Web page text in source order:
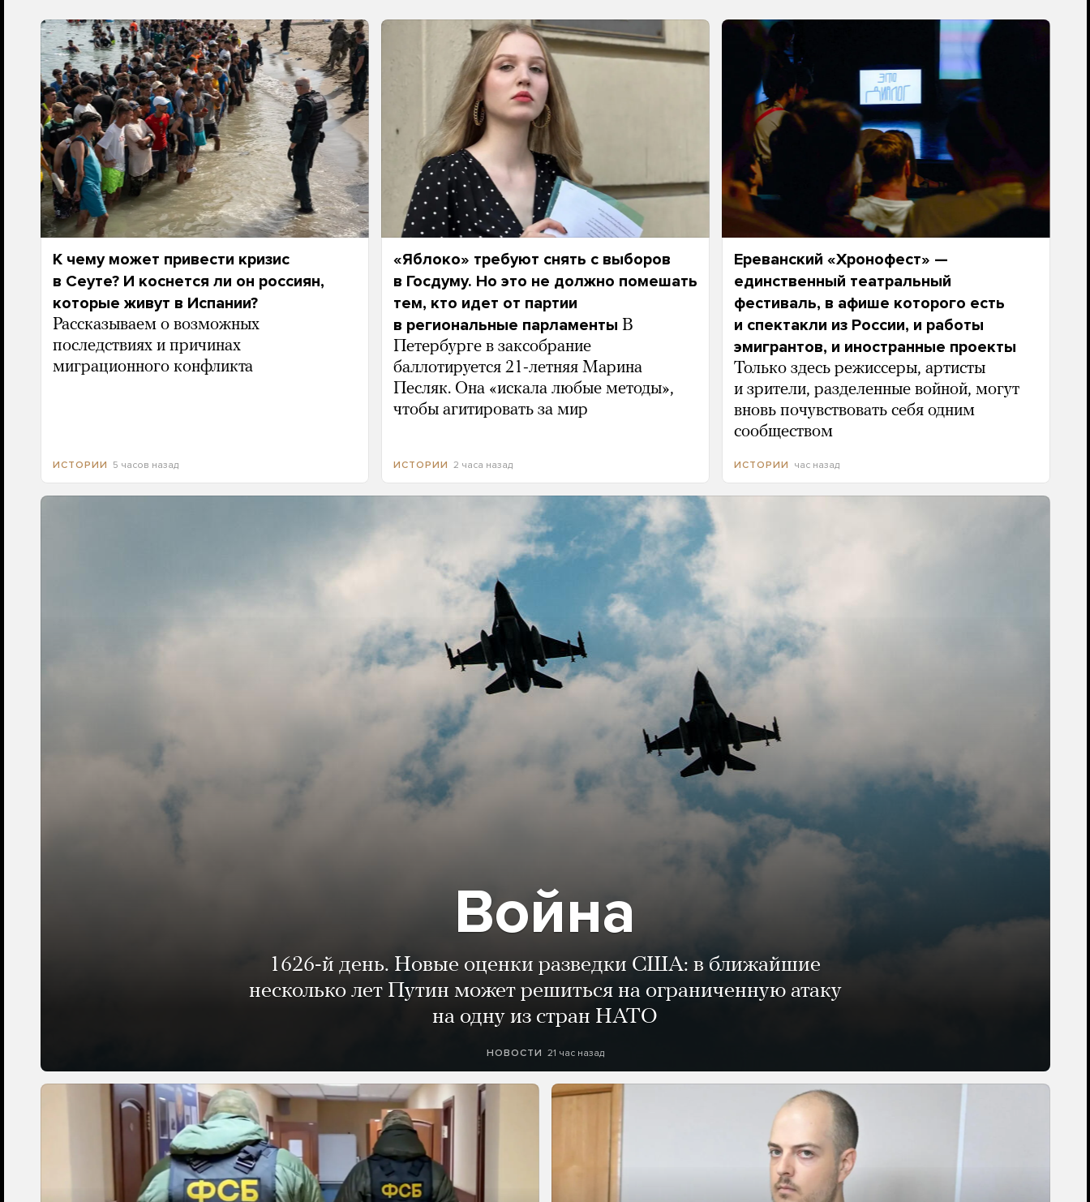
К чему может привести кризис
в Сеуте? И коснется ли он россиян,
которые живут в Испании?
Рассказываем о возможных
последствиях и причинах
миграционного конфликта
ИСТОРИИ 5 часов назад
«Яблоко» требуют снять с выборов
в Госдуму. Но это не должно помешать
тем, кто идет от партии
в региональные парламенты В
Петербурге в заксобрание
баллотируется 21-летняя Марина
Песляк. Она «искала любые методы»,
чтобы агитировать за мир
ИСТОРИИ 2 часа назад
Ереванский «Хронофест» —
единственный театральный
фестиваль, в афише которого есть
и спектакли из России, и работы
эмигрантов, и иностранные проекты
Только здесь режиссеры, артисты
и зрители, разделенные войной, могут
вновь почувствовать себя одним
сообществом
ИСТОРИИ час назад
Война
1626-й день. Новые оценки разведки США: в ближайшие
несколько лет Путин может решиться на ограниченную атаку
на одну из стран НАТО
НОВОСТИ 21 час назад